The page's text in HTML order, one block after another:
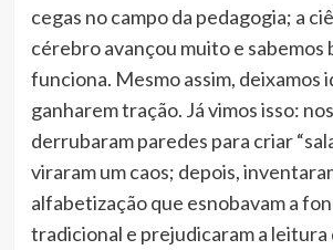
cegas no campo da pedagogia; a
cérebro avançou muito e sabemos
funciona. Mesmo assim, deixamos
ganharem tração. Já vimos isso:
derrubaram paredes para criar
viraram um caos; depois,
alfabetização que esnobavam a
tradicional e prejudicaram a leitura